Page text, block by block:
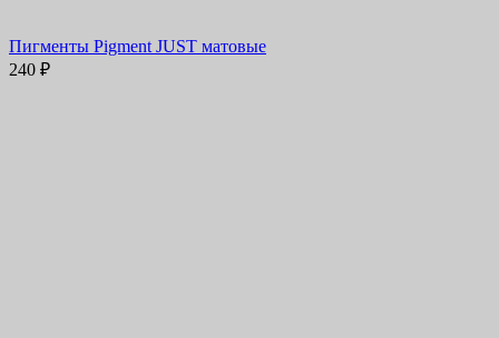
Пигменты Pigment JUST матовые
240 ₽